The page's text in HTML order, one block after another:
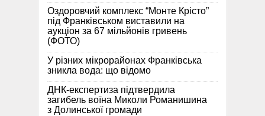
Оздоровчий комплекс “Монте Крісто”
під Франківськом виставили на
аукціон за 67 мільйонів гривень
(ФОТО)
У різних мікрорайонах Франківська
зникла вода: що відомо
ДНК-експертиза підтвердила
загибель воїна Миколи Романишина
з Долинської громади